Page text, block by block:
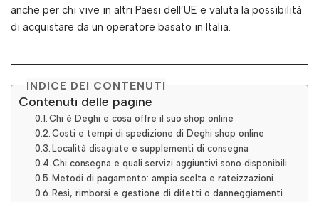
anche per chi vive in altri Paesi dell’UE e valuta la possibilità
di acquistare da un operatore basato in Italia.
INDICE DEI CONTENUTI
Contenuti delle pagine
Chi è Deghi e cosa offre il suo shop online
Costi e tempi di spedizione di Deghi shop online
Località disagiate e supplementi di consegna
Chi consegna e quali servizi aggiuntivi sono disponibili
Metodi di pagamento: ampia scelta e rateizzazioni
Resi, rimborsi e gestione di difetti o danneggiamenti